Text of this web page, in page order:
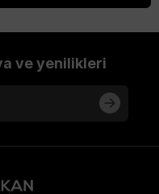
ve yenilikleri